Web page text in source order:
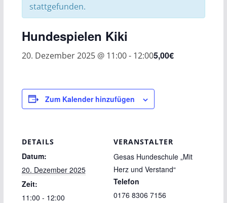
stattgefunden.
Hundespielen Kiki
20. Dezember 2025 @ 11:00- 12:005,00€
Zum Kalender hinzufügen
DETAILS
Datum:
20. Dezember 2025
Zeit:
11:00 - 12:00
VERANSTALTER
Gesas Hundeschule „Mit
Herz und Verstand“
Telefon
0176 8306 7156